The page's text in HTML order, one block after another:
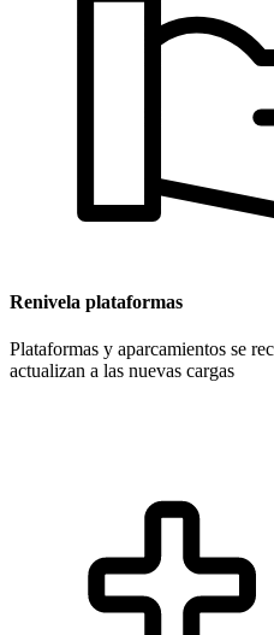
Renivela plataformas
Plataformas y aparcamientos se
actualizan a las nuevas cargas